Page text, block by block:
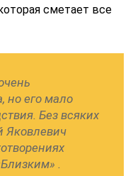
сметает все
но его мало
Без всяких
Яковлевич
.